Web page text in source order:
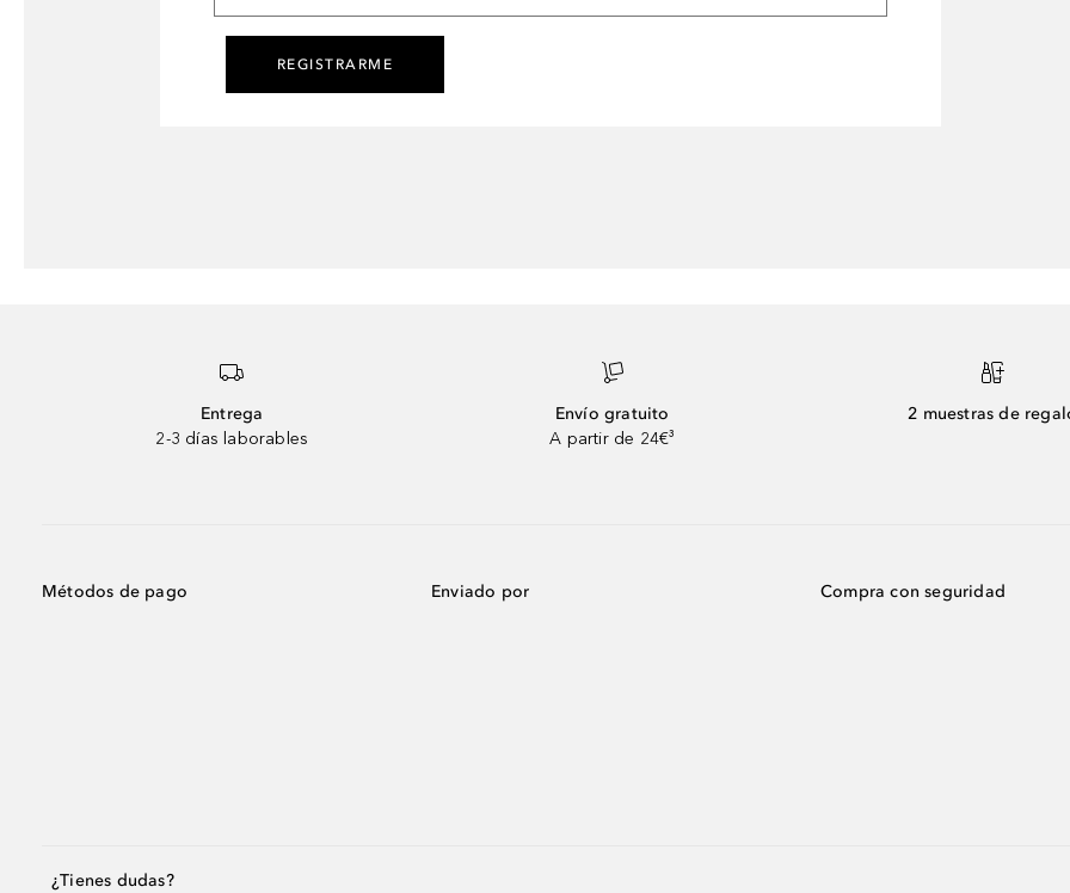
REGISTRARME
Entrega
2-3 días laborables
Envío gratuito
A partir de 24€³
2 muestras de
Métodos de pago Enviado por Compra con seguridad
¿Tienes dudas?